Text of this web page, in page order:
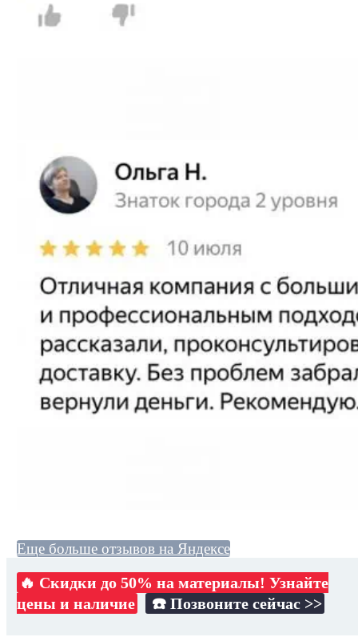
Еще больше отзывов на Яндексе
🔥 Скидки до 50% на материалы! Узнайте
цены и наличие
☎️ Позвоните сейчас >>